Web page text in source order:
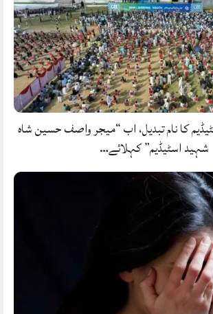
کا نام تبدیل، اب “میجر واصف حسین شاہ
شہید اسٹیڈیم” کہلائے…